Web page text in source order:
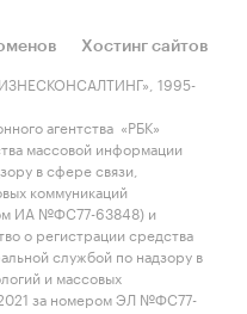
Хостинг сайтов
1995-
агентства «РБК»
массовой информации
в сфере связи,
коммуникаций
ИА №ФС77-63848) и
о регистрации средства
службой по надзору в
и массовых
за номером ЭЛ №ФС77-